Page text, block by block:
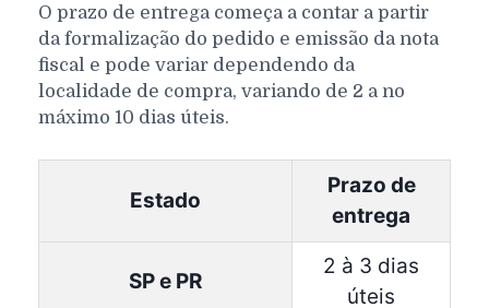
O prazo de entrega começa a contar a partir
da formalização do pedido e emissão da nota
fiscal e pode variar dependendo da
localidade de compra, variando de 2 a no
máximo 10 dias úteis.
Estado
Prazo de
entrega
SP e PR
2 à 3 dias
úteis